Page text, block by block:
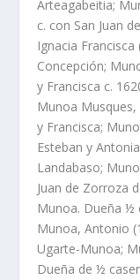
Arteagabeitia;
c. con San Juan
Ignacia
Concepción;
y Francisca c.
Munoa Musques,
y Francisca;
Esteban y
Landabaso;
Juan de Zorroza
Munoa. Dueña ½
Munoa, Antonio
Ugarte-Munoa;
Dueña de ½